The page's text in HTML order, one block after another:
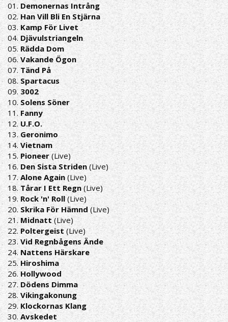
01. Demonernas Intrång
02.Han Vill Bli En Stjärna
03.Kamp För Livet
04.Djävulstriangeln
05. Rädda Dom
06. Vakande Ögon
07.Tänd På
08. Spartacus
09. 3002
10. Solens Söner
11.Fanny
12. U.F.O.
13.Geronimo
14. Vietnam
15.Pioneer (Live)
16. Den Sista Striden (Live)
17.Alone Again (Live)
18.Tårar I Ett Regn(Live)
19.Rock 'n' Roll(Live)
20. Skrika För Hämnd (Live)
21.Midnatt(Live)
22.Poltergeist (Live)
23.Vid Regnbågens Ände
24. Nattens Härskare
25.Hiroshima
26.Hollywood
27. Dödens Dimma
28. Vikingakonung
29. Klockornas Klang
30.Avskedet